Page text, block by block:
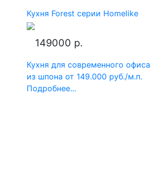
Кухня Forest серии Homelike
149000 р.
Кухня для современного офиса
из шпона от 149.000 руб./м.п.
Подробнее...